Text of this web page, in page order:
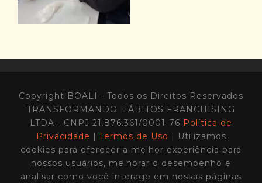
Copyright BOALI - Todos os Direitos Reservados
TRANSFORMANDO HÁBITOS FRANCHISING
LTDA - CNPJ 21.876.361/0001-76 Política de
Privacidade | Termos de Uso | Utilizamos
cookies para oferecer a melhor experiência para
nossos usuários, melhorar o desempenho e
analisar como você interage em nossas páginas